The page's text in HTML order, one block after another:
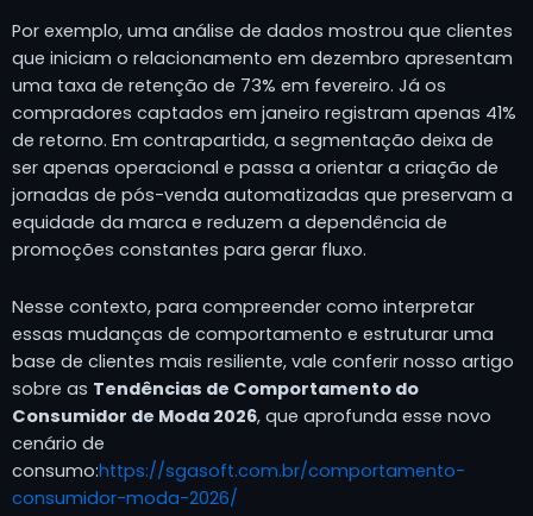
Por exemplo, uma análise de dados mostrou que clientes
que iniciam o relacionamento em dezembro apresentam
uma taxa de retenção de 73% em fevereiro. Já os
compradores captados em janeiro registram apenas 41%
de retorno. Em contrapartida, a segmentação deixa de
ser apenas operacional e passa a orientar a criação de
jornadas de pós-venda automatizadas que preservam a
equidade da marca e reduzem a dependência de
promoções constantes para gerar fluxo.
Nesse contexto, para compreender como interpretar
essas mudanças de comportamento e estruturar uma
base de clientes mais resiliente, vale conferir nosso artigo
sobre as Tendências de Comportamento do
Consumidor de Moda 2026, que aprofunda esse novo
cenário de
consumo:https://sgasoft.com.br/comportamento-
consumidor-moda-2026/